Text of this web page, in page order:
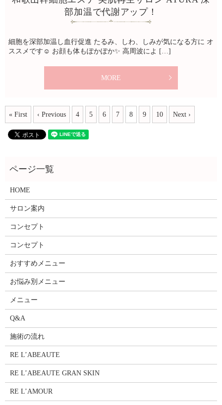
部加温で代謝アップ！
細胞を深部加温し血行促進 たるみ、しわ、しみが気になる方に オ
ススメです☺️ お顔も体もぽかぽか✨ 高周波によ […]
MORE
« First ‹ Previous 4 5 6 7 8 9 10 Next ›
HOME
サロン案内
コンセプト
コンセプト
おすすめメニュー
お悩み別メニュー
メニュー
Q&A
施術の流れ
RE L’ABEAUTE
RE L’ABEAUTE GRAN SKIN
RE L’AMOUR